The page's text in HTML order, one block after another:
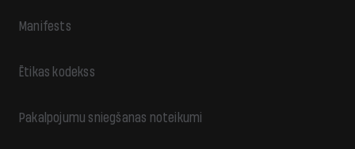
Manifests
Ētikas kodekss
Pakalpojumu sniegšanas noteikumi